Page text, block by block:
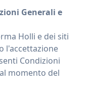
Generali e
Holli e dei siti
l'accettazione
Condizioni
momento del